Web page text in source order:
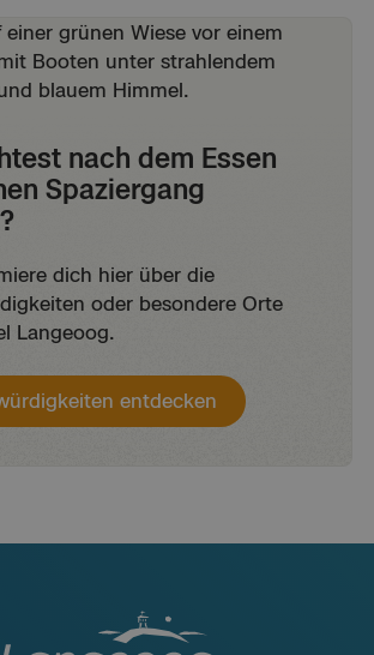
nach dem Essen
Spaziergang
dich hier über die
oder besondere Orte
Langeoog.
entdecken